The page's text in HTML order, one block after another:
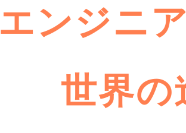
エンジニ
世界の